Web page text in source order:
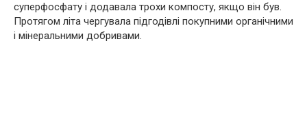
суперфосфату і додавала трохи компосту, якщо він був.
Протягом літа чергувала підгодівлі покупними органічними
і мінеральними добривами.